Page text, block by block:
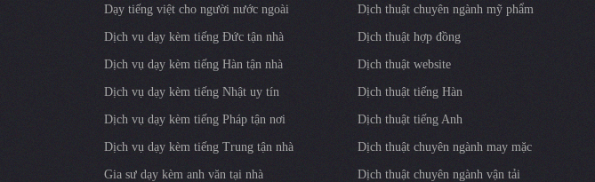
Dạy tiếng việt cho người nước ngoài
Dịch vụ dạy kèm tiếng Đức tận nhà
Dịch vụ dạy kèm tiếng Hàn tận nhà
Dịch vụ dạy kèm tiếng Nhật uy tín
Dịch vụ dạy kèm tiếng Pháp tận nơi
Dịch vụ dạy kèm tiếng Trung tận nhà
Gia sư dạy kèm anh văn tại nhà
Dịch thuật chuyên ngành mỹ phẩm
Dịch thuật hợp đồng
Dịch thuật website
Dịch thuật tiếng Hàn
Dịch thuật tiếng Anh
Dịch thuật chuyên ngành may mặc
Dịch thuật chuyên ngành vận tải